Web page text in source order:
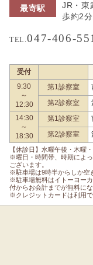
最寄駅
JR・東
歩約2分
TEL.047-406-
【休診日】水曜午後・木曜
※曜日・時間帯、時期によ
ございます。
※駐車場は9時半からしか空
※駐車場無料はイトーヨー
付からお会計までが無料にな
※クレジットカードは利用
受付
9:30
～
12:30
第1診察室
第2診察室
14:30
～
18:30
第1診察室
第2診察室